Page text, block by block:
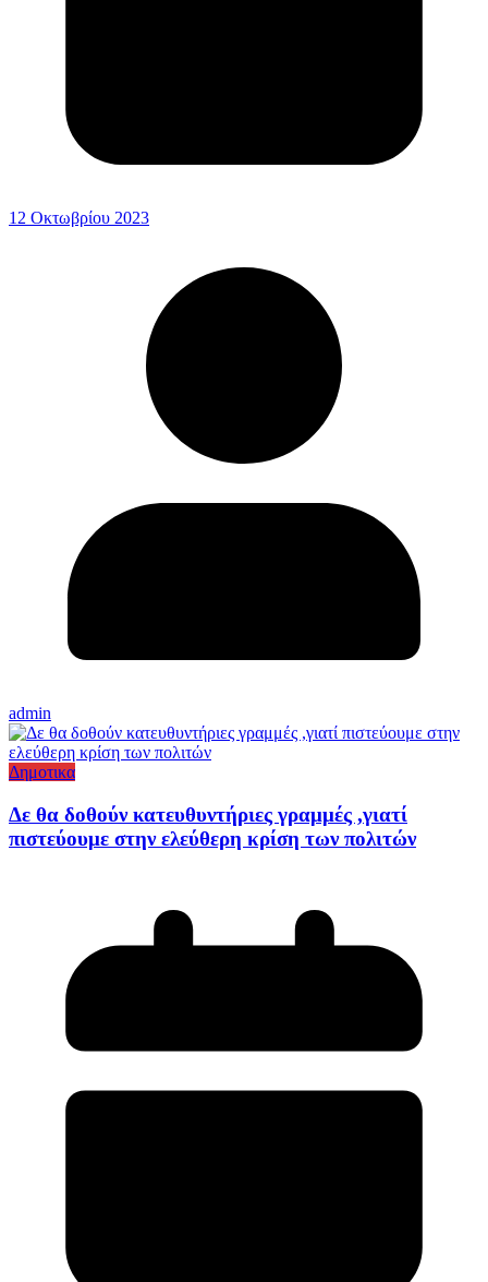
12 Οκτωβρίου 2023
admin
Δημοτικα
Δε θα δοθούν κατευθυντήριες γραμμές ,γιατί
πιστεύουμε στην ελεύθερη κρίση των πολιτών